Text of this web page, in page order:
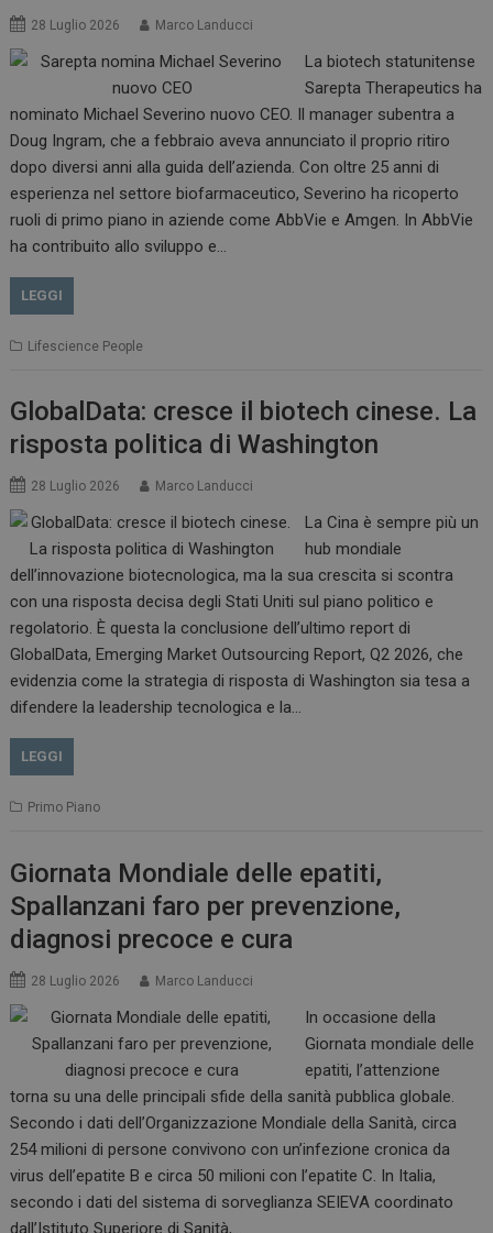
28 Luglio 2026 Marco Landucci
La biotech statunitense
Sarepta Therapeutics ha
nominato Michael Severino nuovo CEO. Il manager subentra a
Doug Ingram, che a febbraio aveva annunciato il proprio ritiro
dopo diversi anni alla guida dell’azienda. Con oltre 25 anni di
esperienza nel settore biofarmaceutico, Severino ha ricoperto
ruoli di primo piano in aziende come AbbVie e Amgen. In AbbVie
ha contribuito allo sviluppo e…
LEGGI
Lifescience People
GlobalData: cresce il biotech cinese. La
risposta politica di Washington
28 Luglio 2026 Marco Landucci
La Cina è sempre più un
hub mondiale
dell’innovazione biotecnologica, ma la sua crescita si scontra
con una risposta decisa degli Stati Uniti sul piano politico e
regolatorio. È questa la conclusione dell’ultimo report di
GlobalData, Emerging Market Outsourcing Report, Q2 2026, che
evidenzia come la strategia di risposta di Washington sia tesa a
difendere la leadership tecnologica e la…
LEGGI
Primo Piano
Giornata Mondiale delle epatiti,
Spallanzani faro per prevenzione,
diagnosi precoce e cura
28 Luglio 2026 Marco Landucci
In occasione della
Giornata mondiale delle
epatiti, l’attenzione
torna su una delle principali sfide della sanità pubblica globale.
Secondo i dati dell’Organizzazione Mondiale della Sanità, circa
254 milioni di persone convivono con un’infezione cronica da
virus dell’epatite B e circa 50 milioni con l’epatite C. In Italia,
secondo i dati del sistema di sorveglianza SEIEVA coordinato
dall’Istituto Superiore di Sanità,…